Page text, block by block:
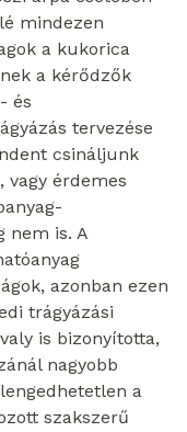
mindezen
a kukorica
a kérődzők
és
tervezése
csináljunk
vagy érdemes
nem is. A
azonban ezen
trágyázási
is bizonyította,
nagyobb
a
szakszerű